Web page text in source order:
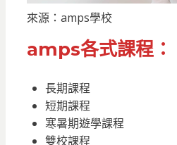
來源：amps學校
amps各式課程：
長期課程
短期課程
寒暑期遊學課程
雙校課程